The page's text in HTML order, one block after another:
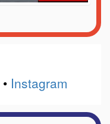
• Instagram